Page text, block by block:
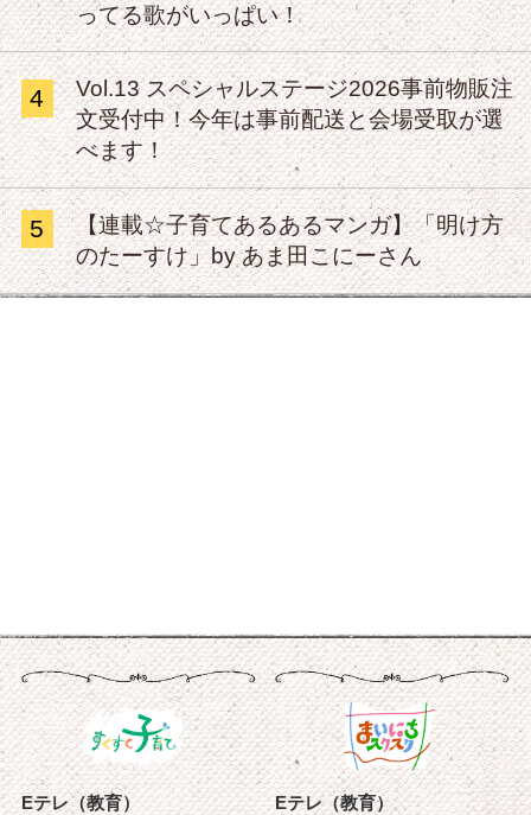
ってる歌がいっぱい！
4
Vol.13 スペシャルステージ2026事前物販注
文受付中！今年は事前配送と会場受取が選
べます！
5
【連載☆子育てあるあるマンガ】「明け方
のたーすけ」by あま田こにーさん
Eテレ（教育） Eテレ（教育）